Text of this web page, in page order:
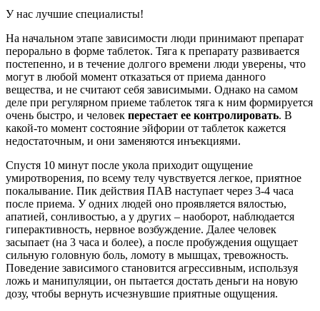
У нас лучшие специалисты!
На начальном этапе зависимости люди принимают препарат
перорально в форме таблеток. Тяга к препарату развивается
постепенно, и в течение долгого времени люди уверены, что
могут в любой момент отказаться от приема данного
вещества, и не считают себя зависимыми. Однако на самом
деле при регулярном приеме таблеток тяга к ним формируется
очень быстро, и человек перестает ее контролировать. В
какой-то момент состояние эйфории от таблеток кажется
недостаточным, и они заменяются инъекциями.
Спустя 10 минут после укола приходит ощущение
умиротворения, по всему телу чувствуется легкое, приятное
покалывание. Пик действия ПАВ наступает через 3-4 часа
после приема. У одних людей оно проявляется вялостью,
апатией, сонливостью, а у других – наоборот, наблюдается
гиперактивность, нервное возбуждение. Далее человек
засыпает (на 3 часа и более), а после пробуждения ощущает
сильную головную боль, ломоту в мышцах, тревожность.
Поведение зависимого становится агрессивным, используя
ложь и манипуляции, он пытается достать деньги на новую
дозу, чтобы вернуть исчезнувшие приятные ощущения.